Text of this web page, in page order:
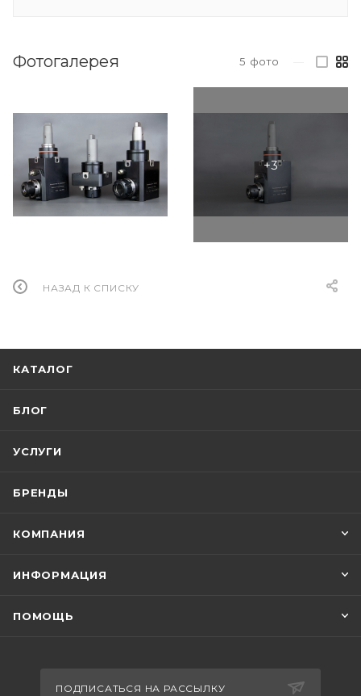
Фотогалерея 5 фото
НАЗАД К СПИСКУ
КАТАЛОГ
БЛОГ
УСЛУГИ
БРЕНДЫ
КОМПАНИЯ
ИНФОРМАЦИЯ
ПОМОЩЬ
ПОДПИСАТЬСЯ НА РАССЫЛКУ